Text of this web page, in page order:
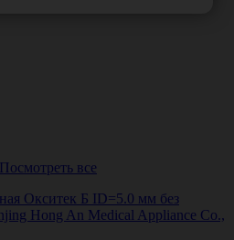
Посмотреть все
Окситек Б ID=5.0 мм без
Hong An Medical Appliance Co.,